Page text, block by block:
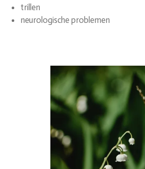
trillen
neurologische problemen